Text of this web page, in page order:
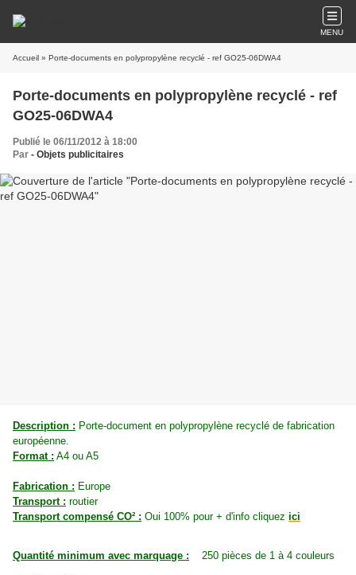
MENU
Accueil » Porte-documents en polypropylène recyclé - ref GO25-06DWA4
Porte-documents en polypropylène recyclé - ref
GO25-06DWA4
Publié le 06/11/2012 à 18:00
Par - Objets publicitaires
Description : Porte-document en polypropylène recyclé de fabrication
européenne.
Format : A4 ou A5
Fabrication : Europe
Transport : routier
Transport compensé CO² : Oui 100% pour + d'info cliquez ici
Quantité minimum avec marquage : 250 pièces de 1 à 4 couleurs